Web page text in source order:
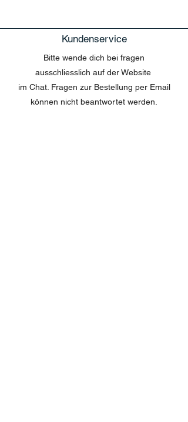
Kundenservice
Bitte wende dich bei fragen
ausschliesslich auf der Website
im Chat. Fragen zur Bestellung per Email
können nicht beantwortet werden.